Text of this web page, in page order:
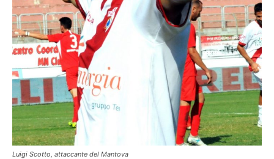
Luigi Scotto, attaccante del Mantova